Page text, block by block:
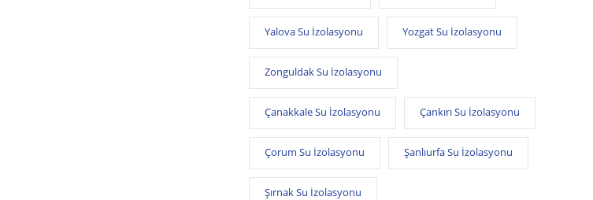
Yalova Su İzolasyonu Yozgat Su İzolasyonu
Zonguldak Su İzolasyonu
Çanakkale Su İzolasyonu Çankırı Su İzolasyonu
Çorum Su İzolasyonu Şanlıurfa Su İzolasyonu
Şırnak Su İzolasyonu